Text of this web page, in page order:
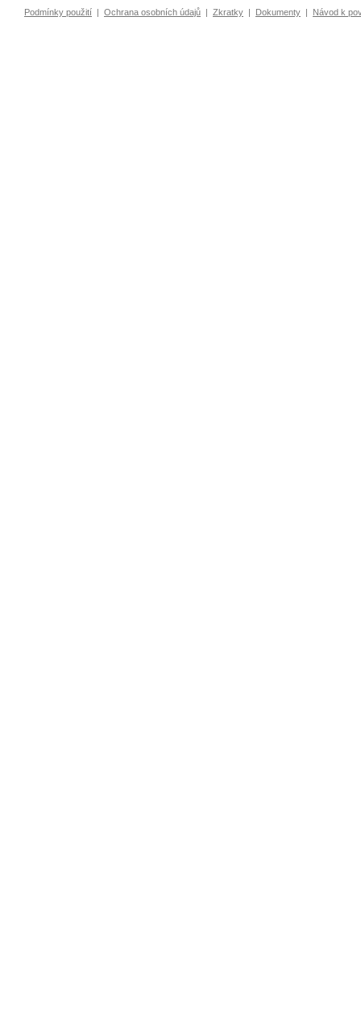
Podmínky použití | Ochrana osobních údajů | Zkratky | Dokumenty | Návod k